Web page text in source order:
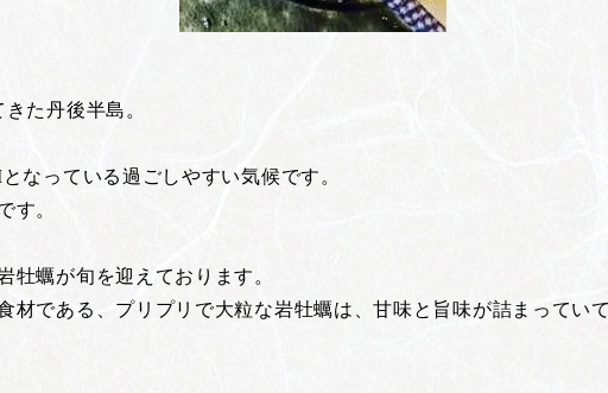
た丹後半島。
なっている過ごしやすい気候です。
す。
牡蠣が旬を迎えております。
材である、プリプリで大粒な岩牡蠣は、甘味と旨味が詰まってい